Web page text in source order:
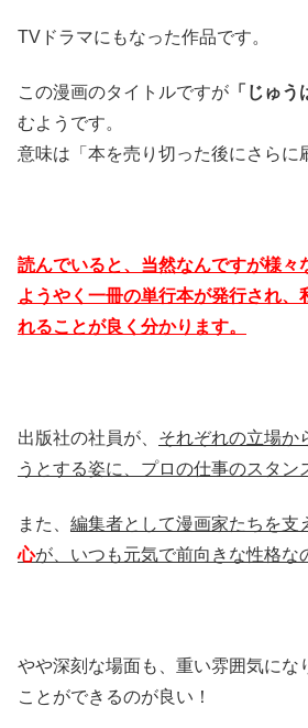
TVドラマにもなった作品です。
この漫画のタイトルですが 「じゅう
むようです。
意味は「本を売り切った後にさらに
読んでいると、当然なんですが様々
ようやく一冊の単行本が発行され、
れることが良く分かります。
出版社の社員が、 それぞれの立場か
うとする姿に、プロの仕事のスタン
また、 編集者として漫画家たちを支
心が、いつも元気で前向きな性格な
やや深刻な場面も、重い雰囲気にな
ことができるのが良い！